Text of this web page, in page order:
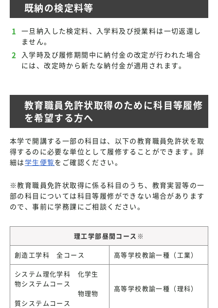
既納の検定料等
一旦納入した検定料、入学料及び授業料は一切返還し
ません。
入学時及び履修期間中に納付金の改定が行われた場合
には、改定時から新たな納付金が適用されます。
教育職員免許状取得のために科目等履修
を希望する方へ
本学で開講する一部の科目は、以下の教育職員免許状を取
得するのに必要な単位として履修することができます。詳
細は 学生便覧をご確認ください。
※教育職員免許状取得に係る科目のうち、教育実習等の一
部の科目については科目等履修ができない場合があります
ので、事前に学務課にご相談ください。
理工学部昼間コース ※
創造工学科 全コース 高等学校教諭一種（工業）
システム理化学科 化学生
物システムコース
物理物
質システムコース
高等学校教諭一種（理科）